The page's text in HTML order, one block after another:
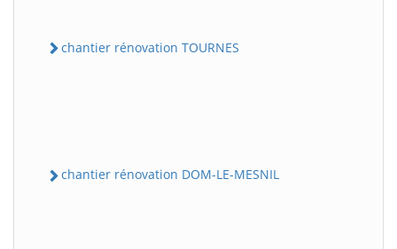
chantier rénovation TOURNES
chantier rénovation DOM-LE-MESNIL